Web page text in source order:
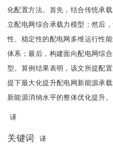
化配置方法。首先，结合传统承
立配电网综合承载力模型；然后
性、稳定性的配电网多维运行性
体系；最后，构建面向配电网综
型。算例结果表明，该文所提配
提下最大化提升配电网新能源承
新能源消纳水平的整体优化提升。
译
关键词
译